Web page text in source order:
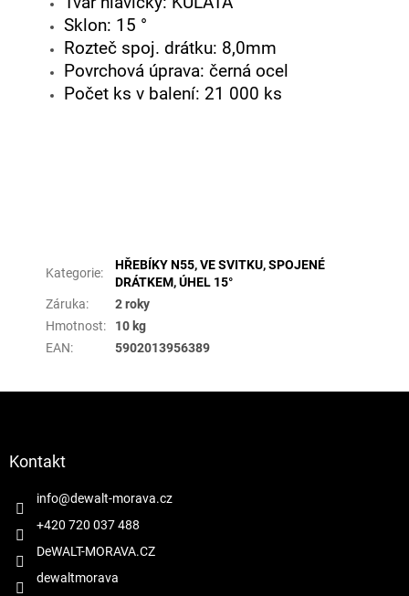
Sklon: 15 °
Rozteč spoj. drátku: 8,0mm
Povrchová úprava: černá ocel
Počet ks v balení: 21 000 ks
Kategorie:
HŘEBÍKY N55, VE SVITKU, SPOJENÉ
DRÁTKEM, ÚHEL 15°
Záruka:
2 roky
Hmotnost:
10 kg
EAN: 5902013956389
Kontakt
info@dewalt-morava.cz
+420 720 037 488
DeWALT-MORAVA.CZ
dewaltmorava